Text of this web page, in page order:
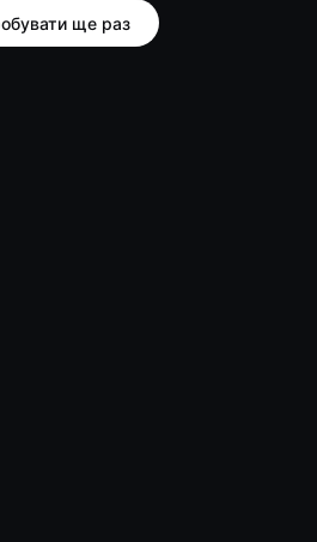
ще раз